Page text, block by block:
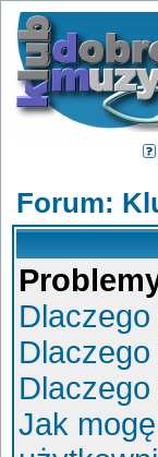
Forum:
Jak